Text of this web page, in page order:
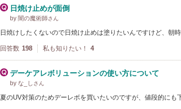
日焼け止めが面倒
by 闇の魔術師さん
日焼けしたくないので日焼け止めは塗りたいんですけど、朝
回答数 198 私も知りたい！ 4
デーケアレボリューションの使い方について
by な_し さん
夏のUV対策のためデーレボを買いたいのですが、値段的に